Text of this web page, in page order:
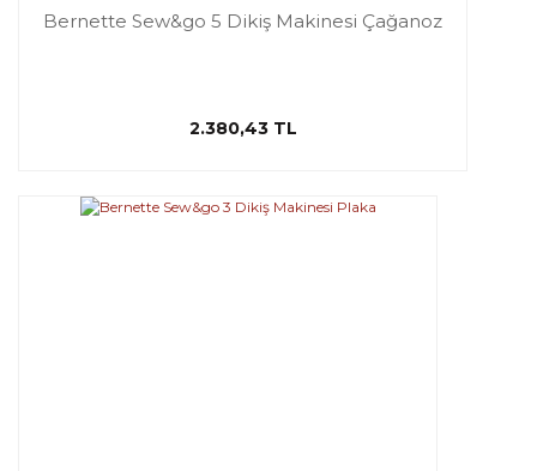
Bernette Sew&go 5 Dikiş Makinesi Çağanoz
2.380,43 TL